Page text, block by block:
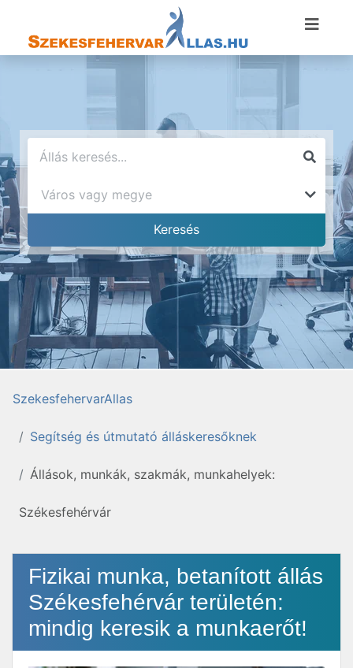
SzekesfehervarAllas
Segítség és útmutató álláskeresőknek
Állások, munkák, szakmák, munkahelyek:
Székesfehérvár
Fizikai munka, betanított állás
Székesfehérvár területén:
mindig keresik a munkaerőt!